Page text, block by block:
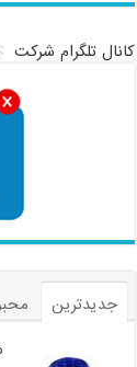
کانال تلگرام شرکت
جدیدترین